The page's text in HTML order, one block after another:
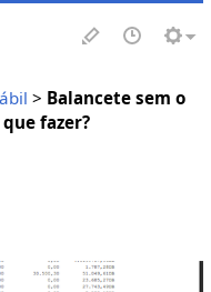
> Balancete sem o
fazer?